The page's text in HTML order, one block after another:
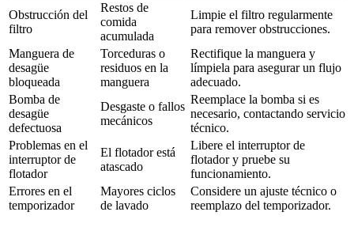
Obstrucción del
filtro
Restos de
comida
acumulada
Limpie el filtro regularmente
para remover obstrucciones.
Manguera de
desagüe
bloqueada
Torceduras o
residuos en la
manguera
Rectifique la manguera y
límpiela para asegurar un flujo
adecuado.
Bomba de
desagüe
defectuosa
Desgaste o fallos
mecánicos
Reemplace la bomba si es
necesario, contactando servicio
técnico.
Problemas en el
interruptor de
flotador
El flotador está
atascado
Libere el interruptor de
flotador y pruebe su
funcionamiento.
Errores en el
temporizador
Mayores ciclos
de lavado
Considere un ajuste técnico o
reemplazo del temporizador.